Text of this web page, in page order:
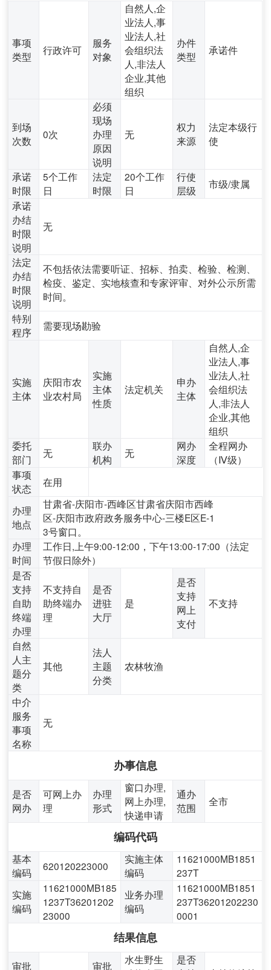
事项
类型
行政许可
服务
对象
自然人,企
业法人,事
业法人,社
会组织法
人,非法人
企业,其他
组织
办件
类型
承诺件
到场
次数
0次
必须
现场
办理
原因
说明
无
权力
来源
法定本级行
使
承诺
时限
5个工作
日
法定
时限
20个工作
日
行使
层级
市级/隶属
承诺
办结
时限
说明
无
法定
办结
时限
说明
不包括依法需要听证、招标、拍卖、检验、检测、
检疫、鉴定、实地核查和专家评审、对外公示所需
时间。
特别
程序
需要现场勘验
实施
主体
庆阳市农
业农村局
实施
主体
性质
法定机关
申办
主体
自然人,企
业法人,事
业法人,社
会组织法
人,非法人
企业,其他
组织
委托
部门
无
联办
机构
无
网办
深度
全程网办
（Ⅳ级）
事项
状态
在用
办理
地点
甘肃省-庆阳市-西峰区甘肃省庆阳市西峰
区-庆阳市政府政务服务中心-三楼E区E-1
3号窗口。
办理
时间
工作日,上午9:00-12:00，下午13:00-17:00（法定
节假日除外）
是否
支持
自助
终端
办理
不支持自
助终端办
理
是否
进驻
大厅
是
是否
支持
网上
支付
不支持
自然
人主
题分
类
其他
法人
主题
分类
农林牧渔
中介
服务
事项
名称
无
办事信息
是否
网办
可网上办
理
办理
形式
窗口办理,
网上办理,
快递申请
通办
范围
全市
编码代码
基本
编码
620120223000
实施主体
编码
11621000MB1851
237T
实施
编码
11621000MB185
1237T36201202
23000
业务办理
编码
11621000MB1851
237T36201202230
0001
结果信息
审批 审批
水生野生
是否